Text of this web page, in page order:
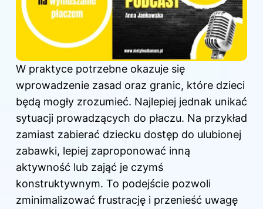
W praktyce potrzebne okazuje się
wprowadzenie zasad oraz granic, które dzieci
będą mogły zrozumieć. Najlepiej jednak unikać
sytuacji prowadzących do płaczu. Na przykład
zamiast zabierać dziecku dostęp do ulubionej
zabawki, lepiej zaproponować inną
aktywność lub zająć je czymś
konstruktywnym. To podejście pozwoli
zminimalizować frustrację i przenieść uwagę